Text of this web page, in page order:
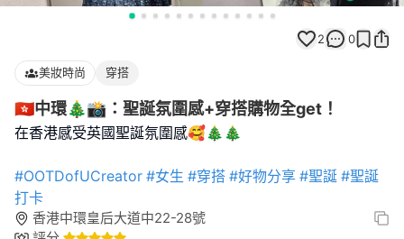
2 0
美妝時尚 穿搭
🇭🇰中環🎄📸：聖誕氛圍感+穿搭購物全get！
在香港感受英國聖誕氛圍感🥰🎄🎄
#OOTDofUCreator #女生 #穿搭 #好物分享 #聖誕 #聖誕
打卡
香港中環皇后大道中22-28號